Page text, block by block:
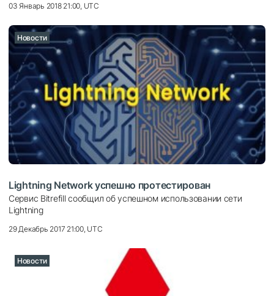
03 Январь 2018 21:00, UTC
Новости
Lightning Network успешно протестирован
Сервис Bitrefill сообщил об успешном использовании сети
Lightning
29 Декабрь 2017 21:00, UTC
Новости